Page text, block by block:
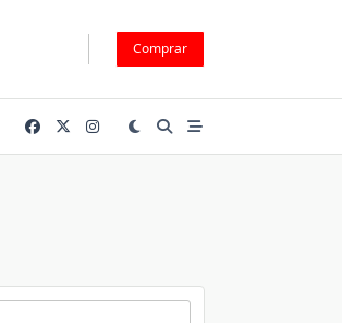
Comprar